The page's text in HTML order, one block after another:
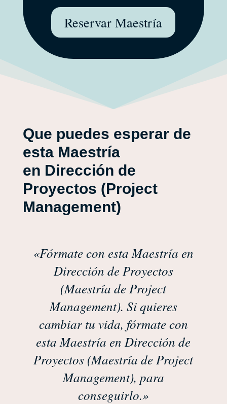
Reservar Maestría
Que puedes esperar de
esta Maestría
en Dirección de
Proyectos (Project
Management)
«Fórmate con esta Maestría en
Dirección de Proyectos
(Maestría de Project
Management). Si quieres
cambiar tu vida, fórmate con
esta Maestría en Dirección de
Proyectos (Maestría de Project
Management), para
conseguirlo.»